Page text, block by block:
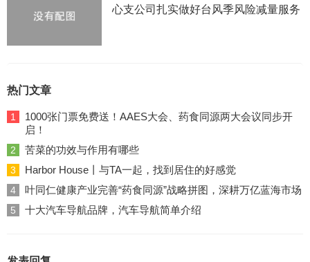
心支公司扎实做好台风季风险减量服务
热门文章
1
1000张门票免费送！AAES大会、药食同源两大会议同步开
启！
2 苦菜的功效与作用有哪些
3 Harbor House丨与TA一起，找到居住的好感觉
4 叶同仁健康产业完善“药食同源”战略拼图，深耕万亿蓝海市场
5 十大汽车导航品牌，汽车导航简单介绍